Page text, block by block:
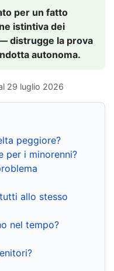
per un fatto
istintiva dei
distrugge la prova
autonoma.
29 luglio 2026
peggiore?
per i minorenni?
allo stesso
nel tempo?